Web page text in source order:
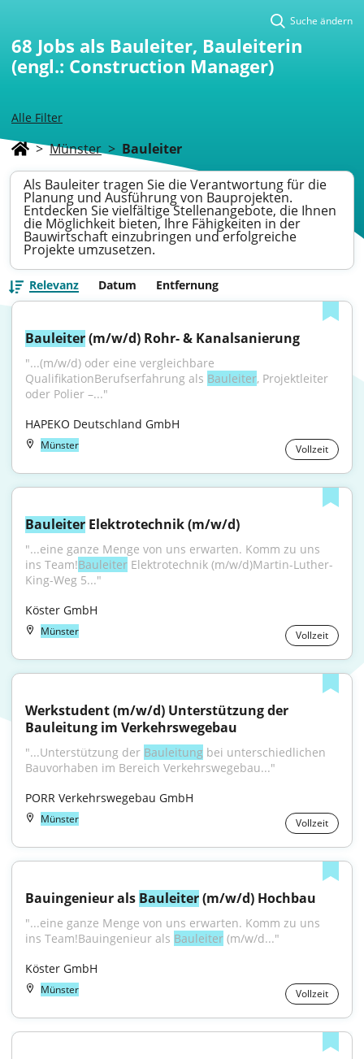
Alle Filter
Suche ändern
68 Jobs als Bauleiter, Bauleiterin
(engl.: Construction Manager)
> Münster > Bauleiter
Als Bauleiter tragen Sie die Verantwortung für die
Planung und Ausführung von Bauprojekten.
Entdecken Sie vielfältige Stellenangebote, die Ihnen
die Möglichkeit bieten, Ihre Fähigkeiten in der
Bauwirtschaft einzubringen und erfolgreiche
Projekte umzusetzen.
Relevanz Datum Entfernung
Bauleiter (m/w/d) Rohr- & Kanalsanierung
"...(m/w/d) oder eine vergleichbare
QualifikationBerufserfahrung als Bauleiter, Projektleiter
oder Polier –..."
HAPEKO Deutschland GmbH
Münster Vollzeit
Bauleiter Elektrotechnik (m/w/d)
"...eine ganze Menge von uns erwarten. Komm zu uns
ins Team!Bauleiter Elektrotechnik (m/w/d)Martin-Luther-
King-Weg 5..."
Köster GmbH
Münster Vollzeit
Werkstudent (m/w/d) Unterstützung der
Bauleitung im Verkehrswegebau
"...Unterstützung der Bauleitung bei unterschiedlichen
Bauvorhaben im Bereich Verkehrswegebau..."
PORR Verkehrswegebau GmbH
Münster Vollzeit
Bauingenieur als Bauleiter (m/w/d) Hochbau
"...eine ganze Menge von uns erwarten. Komm zu uns
ins Team!Bauingenieur als Bauleiter (m/w/d..."
Köster GmbH
Münster Vollzeit